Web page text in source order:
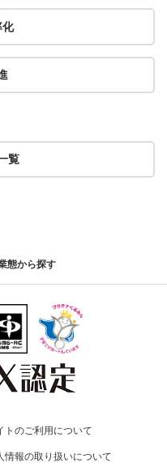
化
覧
態から探す
トのご利用について
情報の取り扱いについて